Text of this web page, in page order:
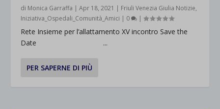
di Monica Garraffa |Apr 18, 2021 | Friuli Venezia Giulia Notizie,
Iniziativa_Ospedali_Comunità_Amici | 0 |
Rete Insieme per l’allattamento XV incontro Save the
Date ...
PER SAPERNE DI PIÙ
wpc*